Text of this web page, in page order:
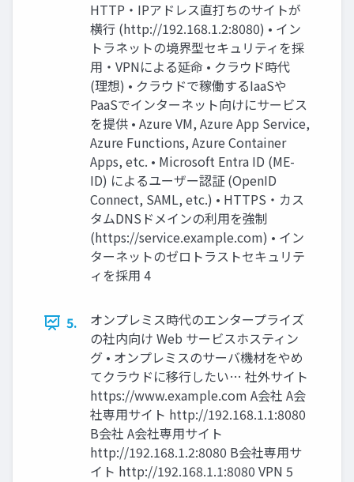
HTTP・IPアドレス直打ちのサイトが
横行 (http://192.168.1.2:8080) • イン
トラネットの境界型セキュリティを採
用・VPNによる延命 • クラウド時代
(理想) • クラウドで稼働するIaaSや
PaaSでインターネット向けにサービス
を提供 • Azure VM, Azure App Service,
Azure Functions, Azure Container
Apps, etc. • Microsoft Entra ID (ME-
ID) によるユーザー認証 (OpenID
Connect, SAML, etc.) • HTTPS・カス
タムDNSドメインの利用を強制
(https://service.example.com) • イン
ターネットのゼロトラストセキュリテ
ィを採用 4
5.
オンプレミス時代のエンタープライズ
の社内向け Web サービスホスティン
グ • オンプレミスのサーバ機材をやめ
てクラウドに移行したい… 社外サイト
https://www.example.com A会社 A会
社専用サイト http://192.168.1.1:8080
B会社 A会社専用サイト
http://192.168.1.2:8080 B会社専用サ
イト http://192.168.1.1:8080 VPN 5